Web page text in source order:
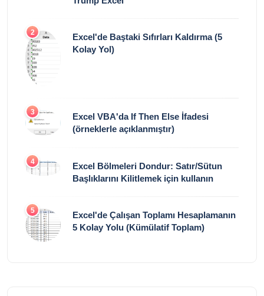
2
Excel'de Baştaki Sıfırları Kaldırma (5
Kolay Yol)
3
Excel VBA'da If Then Else İfadesi
(örneklerle açıklanmıştır)
4
Excel Bölmeleri Dondur: Satır/Sütun
Başlıklarını Kilitlemek için kullanın
5
Excel'de Çalışan Toplamı Hesaplamanın
5 Kolay Yolu (Kümülatif Toplam)